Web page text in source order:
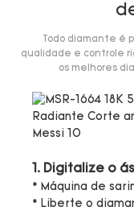
Todo diamante é
qualidade e controle
os melhores
1. Digitalize o
* Máquina de
* Liberte o